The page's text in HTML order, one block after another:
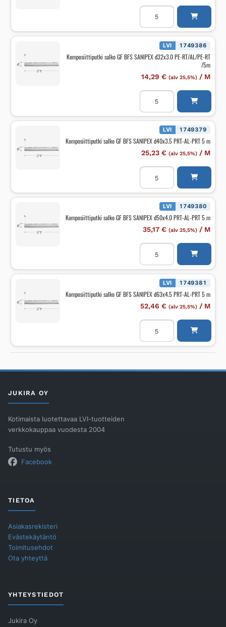
määrä
Komposiittiputki
salko
BFS
SANIPEX
d26x3.0
AL-
m
LVI 1749386
Komposiittiputki salko GF BFS SANIPEX d32x3.0 PE-RT/AL/PE-RT
/5m
14,29 € (alv 25,5%)/ M
Komposiittiputki
salko
BFS
SANIPEX
d32x3.0
RT/AL/PE-
RT
/5m
LVI 1749379
Komposiittiputki salko GF BFS SANIPEX d40x3.5 PRT-AL-PRT 5 m
25,23 € (alv 25,5%)/ M
Komposiittiputki
salko
GF
BFS
SANIPEX
d40x3.5
AL-
PRT
5
määrä
LVI 1749380
Komposiittiputki salko GF BFS SANIPEX d50x4.0 PRT-AL-PRT 5 m
35,17 € (alv 25,5%)/ M
Komposiittiputki
salko
GF
BFS
SANIPEX
d50x4.0
AL-
PRT
5
määrä
LVI 1749381
Komposiittiputki salko GF BFS SANIPEX d63x4.5 PRT-AL-PRT 5 m
52,46 € (alv 25,5%)/ M
Komposiittiputki
salko
BFS
SANIPEX
AL-
JUKIRA OY
Kotimaista luotettavaa LVI-tuotteiden
verkkokauppaa vuodesta 2004
Tutustu myös
Facebook
TIETOA
Asiakasrekisteri
Evästekäytäntö
Toimitusehdot
Ota yhteyttä
YHTEYSTIEDOT
Jukira Oy